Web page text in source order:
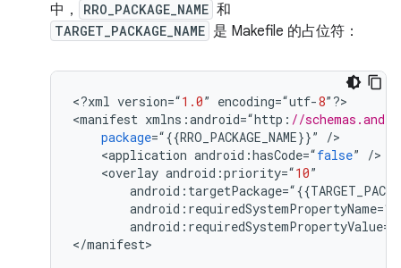
中，
RRO_PACKAGE_NAME 和
TARGET_PACKAGE_NAME 是 Makefile 的占位符：
<?xml version=“1.0” encoding=“utf-8” ?>
<manifest xmlns :android=“http : //
package=“{{RRO_PACKAGE_NAME}}” /
<application android :hasCode=“false” /
<overlay android :priority=“10”
android : targetPackage=“{{
android : requiredSystemPropertyName=“
android : requiredSystemPropertyValue=
</manifest>